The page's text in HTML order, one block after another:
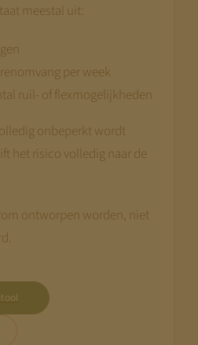
meestal uit:
per week
ruil- of flexmogelijkheden
onbeperkt wordt
het risico volledig naar de
ontworpen worden, niet